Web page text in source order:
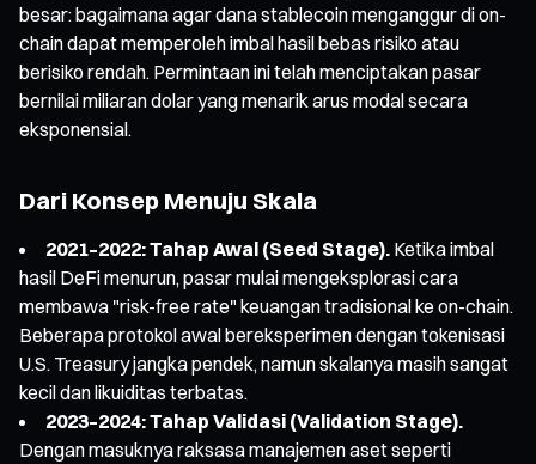
besar: bagaimana agar dana stablecoin menganggur di on-
chain dapat memperoleh imbal hasil bebas risiko atau
berisiko rendah. Permintaan ini telah menciptakan pasar
bernilai miliaran dolar yang menarik arus modal secara
eksponensial.
Dari Konsep Menuju Skala
2021–2022: Tahap Awal (Seed Stage). Ketika imbal
hasil DeFi menurun, pasar mulai mengeksplorasi cara
membawa "risk-free rate" keuangan tradisional ke on-chain.
Beberapa protokol awal bereksperimen dengan tokenisasi
U.S. Treasury jangka pendek, namun skalanya masih sangat
kecil dan likuiditas terbatas.
2023–2024: Tahap Validasi (Validation Stage).
Dengan masuknya raksasa manajemen aset seperti